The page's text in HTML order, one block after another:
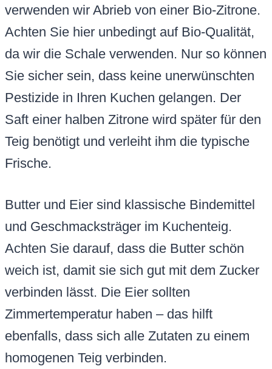
verwenden wir Abrieb von einer Bio-Zitrone.
Achten Sie hier unbedingt auf Bio-Qualität,
da wir die Schale verwenden. Nur so können
Sie sicher sein, dass keine unerwünschten
Pestizide in Ihren Kuchen gelangen. Der
Saft einer halben Zitrone wird später für den
Teig benötigt und verleiht ihm die typische
Frische.
Butter und Eier sind klassische Bindemittel
und Geschmacksträger im Kuchenteig.
Achten Sie darauf, dass die Butter schön
weich ist, damit sie sich gut mit dem Zucker
verbinden lässt. Die Eier sollten
Zimmertemperatur haben – das hilft
ebenfalls, dass sich alle Zutaten zu einem
homogenen Teig verbinden.